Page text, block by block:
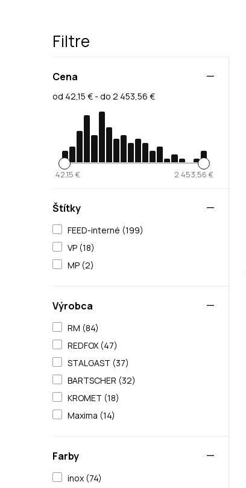
Filtre
Cena
od 42,15 € - do 2 453,56 €
42,15 € 2 453,56 €
Štítky
FEED-interné (199)
VP (18)
MP (2)
Výrobca
RM (84)
REDFOX (47)
STALGAST (37)
BARTSCHER (32)
KROMET (18)
Maxima (14)
Farby
inox (74)